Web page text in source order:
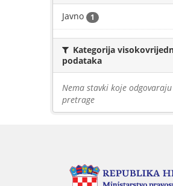
Javno 1
Kategorija
podataka
Nema stavki koje
pretrage